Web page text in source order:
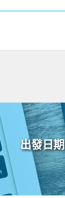
出發日期